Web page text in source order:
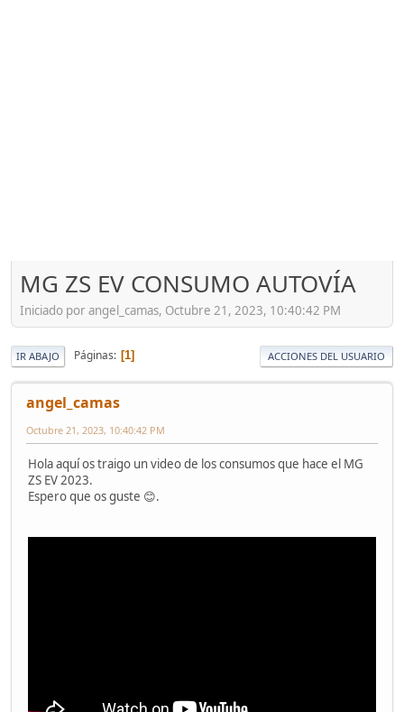
MG ZS EV CONSUMO AUTOVÍA
Iniciado por angel_camas, Octubre 21, 2023, 10:40:42 PM
IR ABAJO Páginas 1 ACCIONES DEL USUARIO
angel_camas
Octubre 21, 2023, 10:40:42 PM
Hola aquí os traigo un video de los consumos que hace el MG
ZS EV 2023.
Espero que os guste 😊.